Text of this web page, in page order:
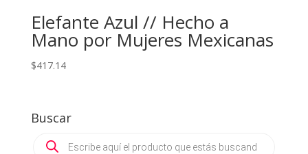
Elefante Azul // Hecho a
Mano por Mujeres Mexicanas
$417.14
Buscar
search